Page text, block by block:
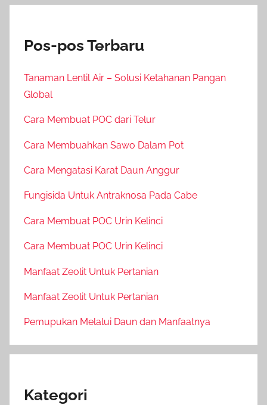
Pos-pos Terbaru
Tanaman Lentil Air – Solusi Ketahanan Pangan
Global
Cara Membuat POC dari Telur
Cara Membuahkan Sawo Dalam Pot
Cara Mengatasi Karat Daun Anggur
Fungisida Untuk Antraknosa Pada Cabe
Cara Membuat POC Urin Kelinci
Cara Membuat POC Urin Kelinci
Manfaat Zeolit Untuk Pertanian
Manfaat Zeolit Untuk Pertanian
Pemupukan Melalui Daun dan Manfaatnya
Kategori